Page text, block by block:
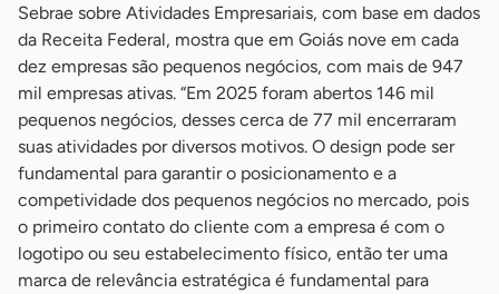
Sebrae sobre Atividades Empresariais, com base em dados
da Receita Federal, mostra que em Goiás nove em cada
dez empresas são pequenos negócios, com mais de 947
mil empresas ativas. “Em 2025 foram abertos 146 mil
pequenos negócios, desses cerca de 77 mil encerraram
suas atividades por diversos motivos. O design pode ser
fundamental para garantir o posicionamento e a
competividade dos pequenos negócios no mercado, pois
o primeiro contato do cliente com a empresa é com o
logotipo ou seu estabelecimento físico, então ter uma
marca de relevância estratégica é fundamental para